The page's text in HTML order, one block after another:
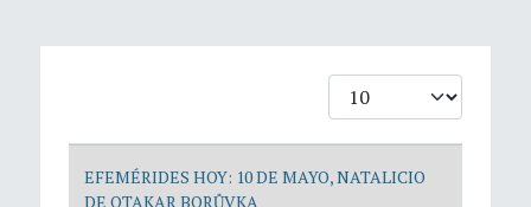
Cantidad
EFEMÉRIDES HOY: 10 DE MAYO, NATALICIO
DE OTAKAR BORŮVKA